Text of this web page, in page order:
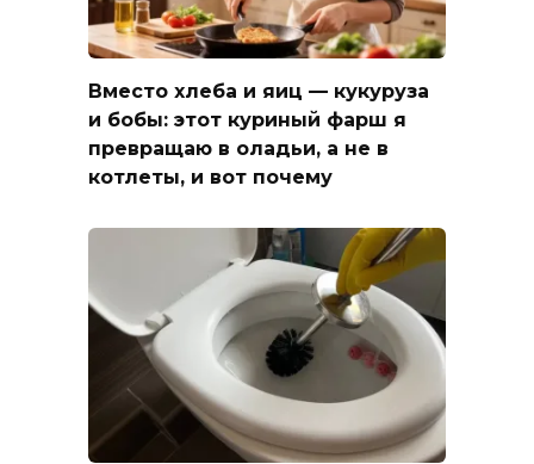
Вместо хлеба и яиц — кукуруза
и бобы: этот куриный фарш я
превращаю в оладьи, а не в
котлеты, и вот почему